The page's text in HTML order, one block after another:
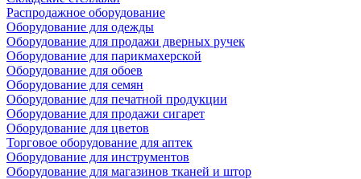
Распродажное оборудование
Оборудование для одежды
Оборудование для продажи дверных ручек
Оборудование для парикмахерской
Оборудование для обоев
Оборудование для семян
Оборудование для печатной продукции
Оборудование для продажи сигарет
Оборудование для цветов
Торговое оборудование для аптек
Оборудование для инструментов
Оборудование для магазинов тканей и штор